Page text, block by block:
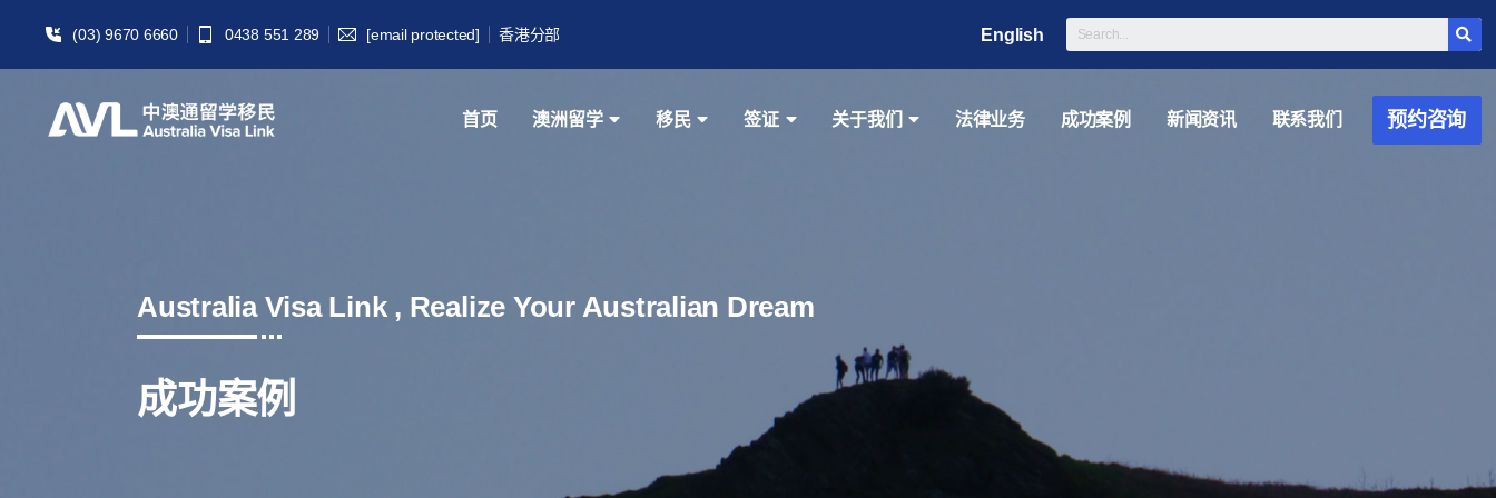
(03) 9670 6660 0438 551 289 [email protected] 香港分部 English
首页 澳洲留学 移民 签证 关于我们 法律业务 成功案例 新闻资讯 联系我们 预约咨询
Australia Visa Link , Realize Your Australian Dream
成功案例